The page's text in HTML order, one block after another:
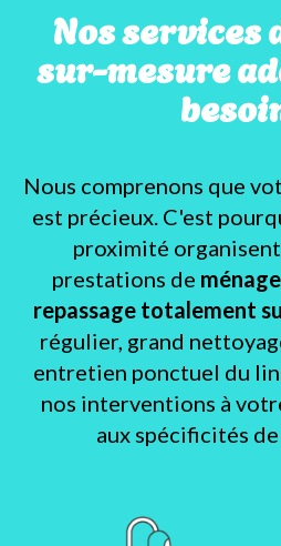
Nos services
sur-mesure
Nous comprenons que
est précieux. C'est
proximité
prestations de
repassage totalement
régulier, grand
entretien ponctuel du
nos interventions à
aux spécificités